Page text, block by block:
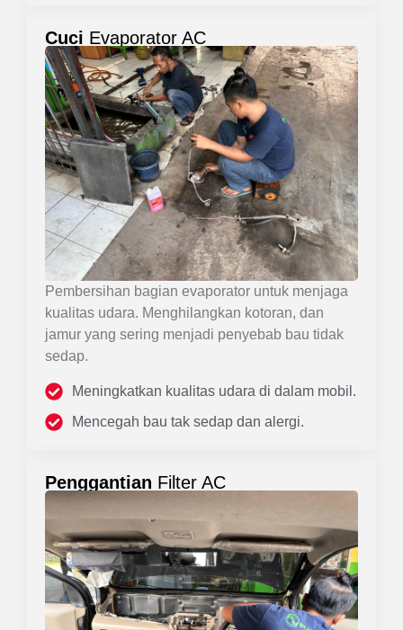
Cuci Evaporator AC
Pembersihan bagian evaporator untuk menjaga
kualitas udara. Menghilangkan kotoran, dan
jamur yang sering menjadi penyebab bau tidak
sedap.
Meningkatkan kualitas udara di dalam mobil.
Mencegah bau tak sedap dan alergi.
Penggantian Filter AC